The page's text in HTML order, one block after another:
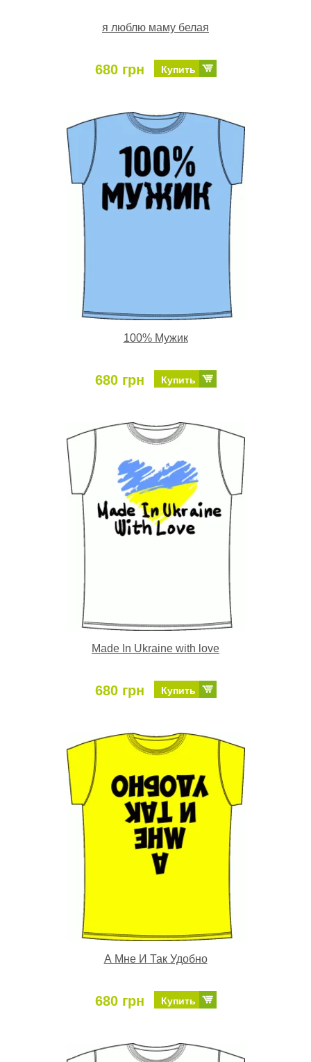
я люблю маму белая
680 грн Купить
100% Мужик
680 грн Купить
Made In Ukraine with love
680 грн Купить
А Мне И Так Удобно
680 грн Купить